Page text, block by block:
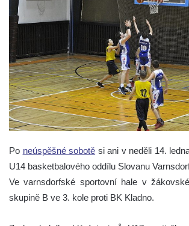
Po neúspěšné sobotě si ani v neděli 14.
U14 basketbalového oddílu Slovanu
Ve varnsdorfské sportovní hale v
skupině B ve 3. kole proti BK Kladno.